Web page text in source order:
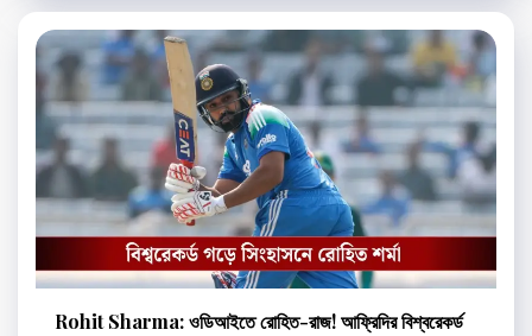
Rohit Sharma: ওডিআইতে রোহিত-রাজ! আফ্রিদির বিশ্বরেকর্ড